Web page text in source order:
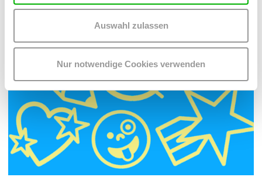
Auswahl zulassen
Nur notwendige Cookies verwenden